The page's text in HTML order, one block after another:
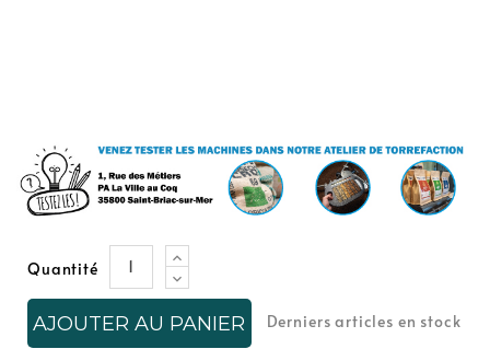
Quantité
AJOUTER AU PANIER Derniers articles en stock